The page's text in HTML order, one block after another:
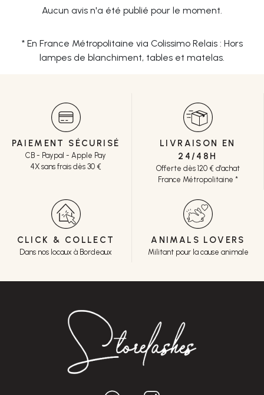
Aucun avis n'a été publié pour le moment.
* En France Métropolitaine via Colissimo Relais : Hors
lampes de blanchiment, tables et matelas.
PAIEMENT SÉCURISÉ
CB - Paypal - Apple Pay
4X sans frais dès 30 €
LIVRAISON EN
24/48H
Offerte dès 120 € d'achat
France Métropolitaine *
CLICK & COLLECT
Dans nos locaux à Bordeaux
ANIMALS LOVERS
Militant pour la cause animale